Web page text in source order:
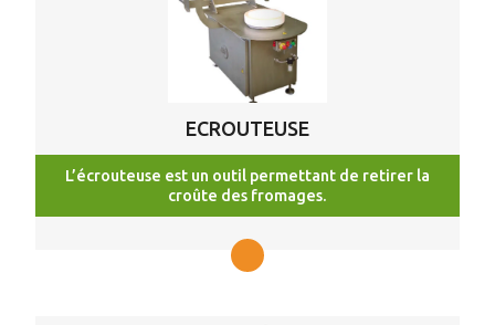
ECROUTEUSE
L’écrouteuse est un outil permettant de retirer la
croûte des fromages.